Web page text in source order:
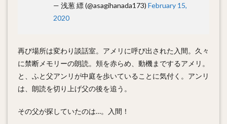
— 浅葱 縹 (@asagihanada173) February 15,
2020
再び場所は変わり談話室。アメリに呼び出された入間。久々
に禁断メモリーの朗読。頬を赤らめ、動機までするアメリ。
と、ふと父アンリが中庭を歩いていることに気付く。アンリ
は、朗読を切り上げ父の後を追う。
その父が探していたのは…。入間！